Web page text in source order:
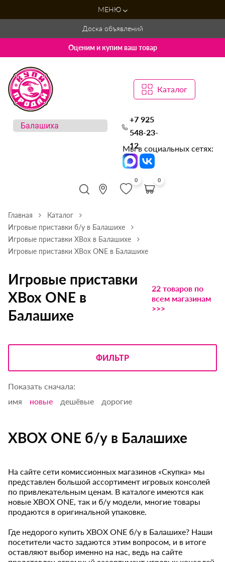
МЕНЮ
Доска объявлений
Оценим и купим ваш товар
Каталог
+7 925
548-23-
12
Мы в социальных сетях:
0 0
Главная
Каталог
Игровые приставки б/у в Балашихе
Игровые приставки XBox в Балашихе
Игровые приставки XBox ONE в Балашихе
Игровые приставки
XBox ONE в
Балашихе
22 товаров по
всем магазинам
>>>
ФИЛЬТР
Показать сначала:
имя
новые дешёвые дорогие
XBOX ONE б/у в Балашихе
На сайте сети комиссионных магазинов «Скупка» мы
представлен большой ассортимент игровых консолей
по привлекательным ценам. В каталоге имеются как
новые XBOX ONE, так и б/у модели, многие товары
продаются в оригинальной упаковке.
Где недорого купить XBOX ONE б/у в Балашихе? Наши
посетители часто задаются этим вопросом, и в итоге
оставляют выбор именно на нас, ведь на сайте